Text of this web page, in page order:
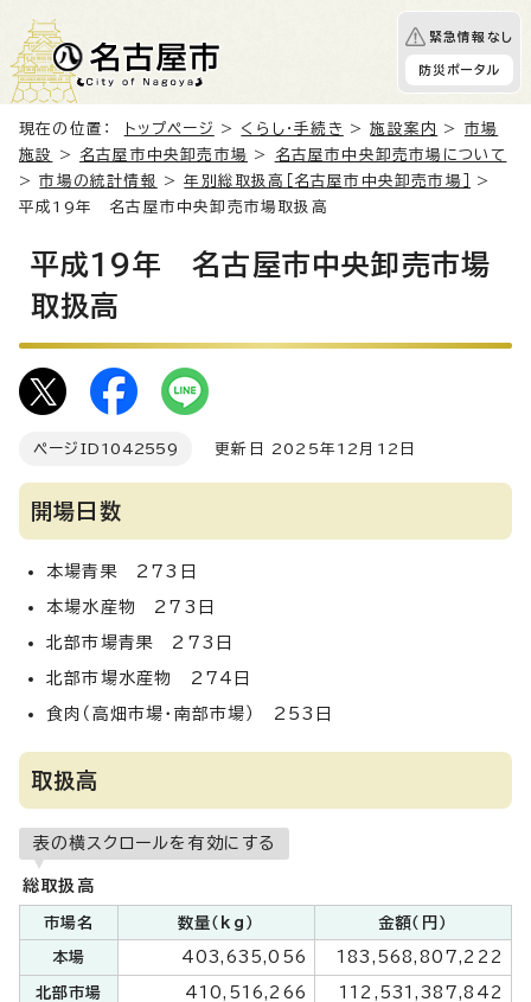
緊急情報なし
防災ポータル
現在の位置： トップページ > くらし・手続き >施設案内 > 市場
施設
> 名古屋市中央卸売市場 >
名古屋市中央卸売市場について
>市場の統計情報 >年別総取扱高［名古屋市中央卸売市場］
>
平成19年 名古屋市中央卸売市場取扱高
平成19年 名古屋市中央卸売市場
取扱高
ページID 1042559 更新日 2025年12月12日
開場日数
本場青果 273日
本場水産物 273日
北部市場青果 273日
北部市場水産物 274日
食肉（高畑市場・南部市場） 253日
取扱高
表の横スクロールを有効にする
総取扱高
市場名 数量（kg） 金額（円）
本場 403,635,056 183,568,807,222
北部市場 410,516,266 112,531,387,842